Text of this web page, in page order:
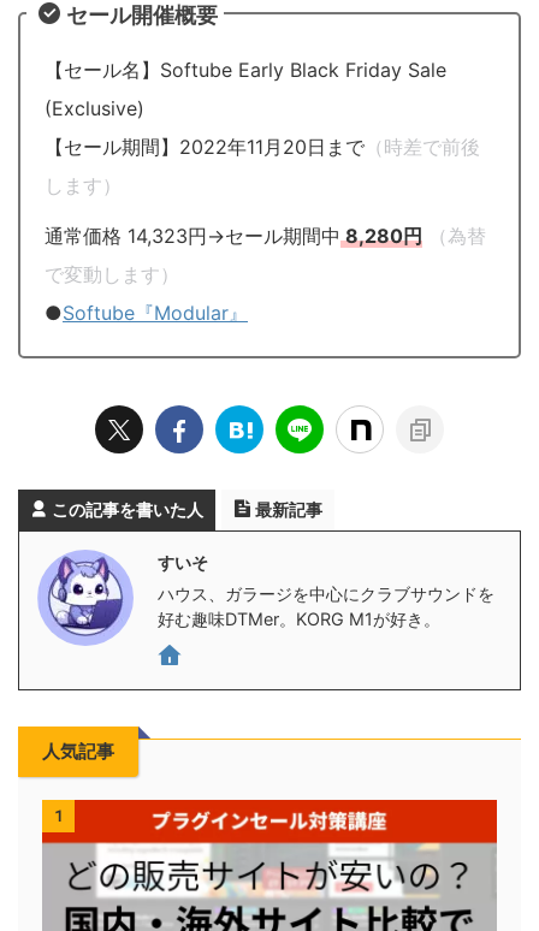
セール開催概要
【セール名】Softube Early Black Friday Sale
(Exclusive)
【セール期間】2022年11月20日まで （時差で前後
します）
通常価格 14,323円→セール期間中8,280円
（為替
で変動します）
●Softube『Modular』
この記事を書いた人 最新記事
すいそ
ハウス、ガラージを中心にクラブサウンドを
好む趣味DTMer。KORG M1が好き。
人気記事
1